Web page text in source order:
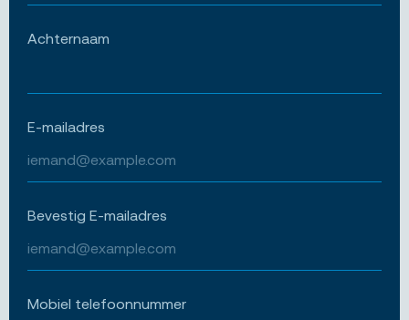
Achternaam
E-mailadres
Bevestig E-mailadres
Mobiel telefoonnummer